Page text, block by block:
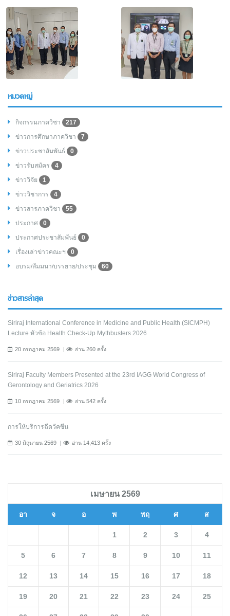
หมวดหมู่
กิจกรรมภาควิชา
217
ข่าวการศึกษาภาควิชา
7
ข่าวประชาสัมพันธ์
0
ข่าวรับสมัคร
4
ข่าววิจัย
1
ข่าววิชาการ
4
ข่าวสารภาควิชา
55
ประกาศ
0
ประกาศประชาสัมพันธ์
0
เรื่องเล่าข่าวคณะฯ
0
อบรม/สัมมนา/บรรยาย/ประชุม
60
ข่าวสารล่าสุด
Siriraj International Conference in Medicine and Public Health (SICMPH)
Lecture หัวข้อ Health Check-Up Mythbusters 2026
20 กรกฎาคม 2569 อ่าน 260 ครั้ง
Siriraj Faculty Members Presented at the 23rd IAGG World Congress of
Gerontology and Geriatrics 2026
10 กรกฎาคม 2569 อ่าน 542 ครั้ง
การให้บริการฉีดวัคซีน
30 มิถุนายน 2569 อ่าน 14,413 ครั้ง
เมษายน 2569
อา จ อ พ พฤ ศ ส
1 2 3 4
5 6 7 8 9 10 11
12 13 14 15 16 17 18
19 20 21 22 23 24 25